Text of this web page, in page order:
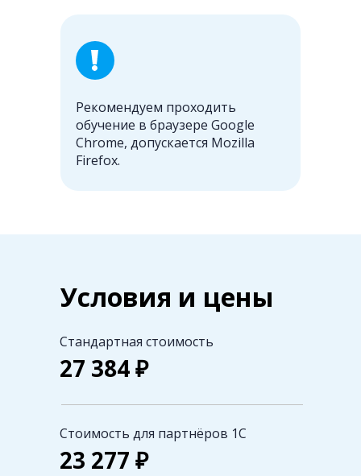
Рекомендуем проходить
обучение в браузере Google
Chrome, допускается Mozilla
Firefox.
Условия и цены
Стандартная стоимость
27 384 ₽
Стоимость для партнёров 1С
23 277 ₽